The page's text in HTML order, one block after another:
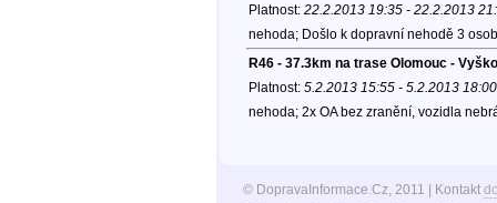
Platnost: 22.2.2013 19:35 - 22.2.2013
nehoda; Došlo k dopravní nehodě 3
R46 - 37.3km na trase Olomouc -
Platnost: 5.2.2013 15:55 - 5.2.2013 18:00
nehoda; 2x OA bez zranění, vozidla
© DopravaInformace.Cz, 2011 | Kontakt